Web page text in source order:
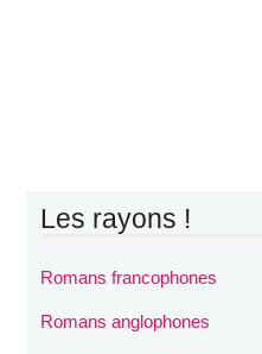
Les rayons !
Romans francophones
Romans anglophones